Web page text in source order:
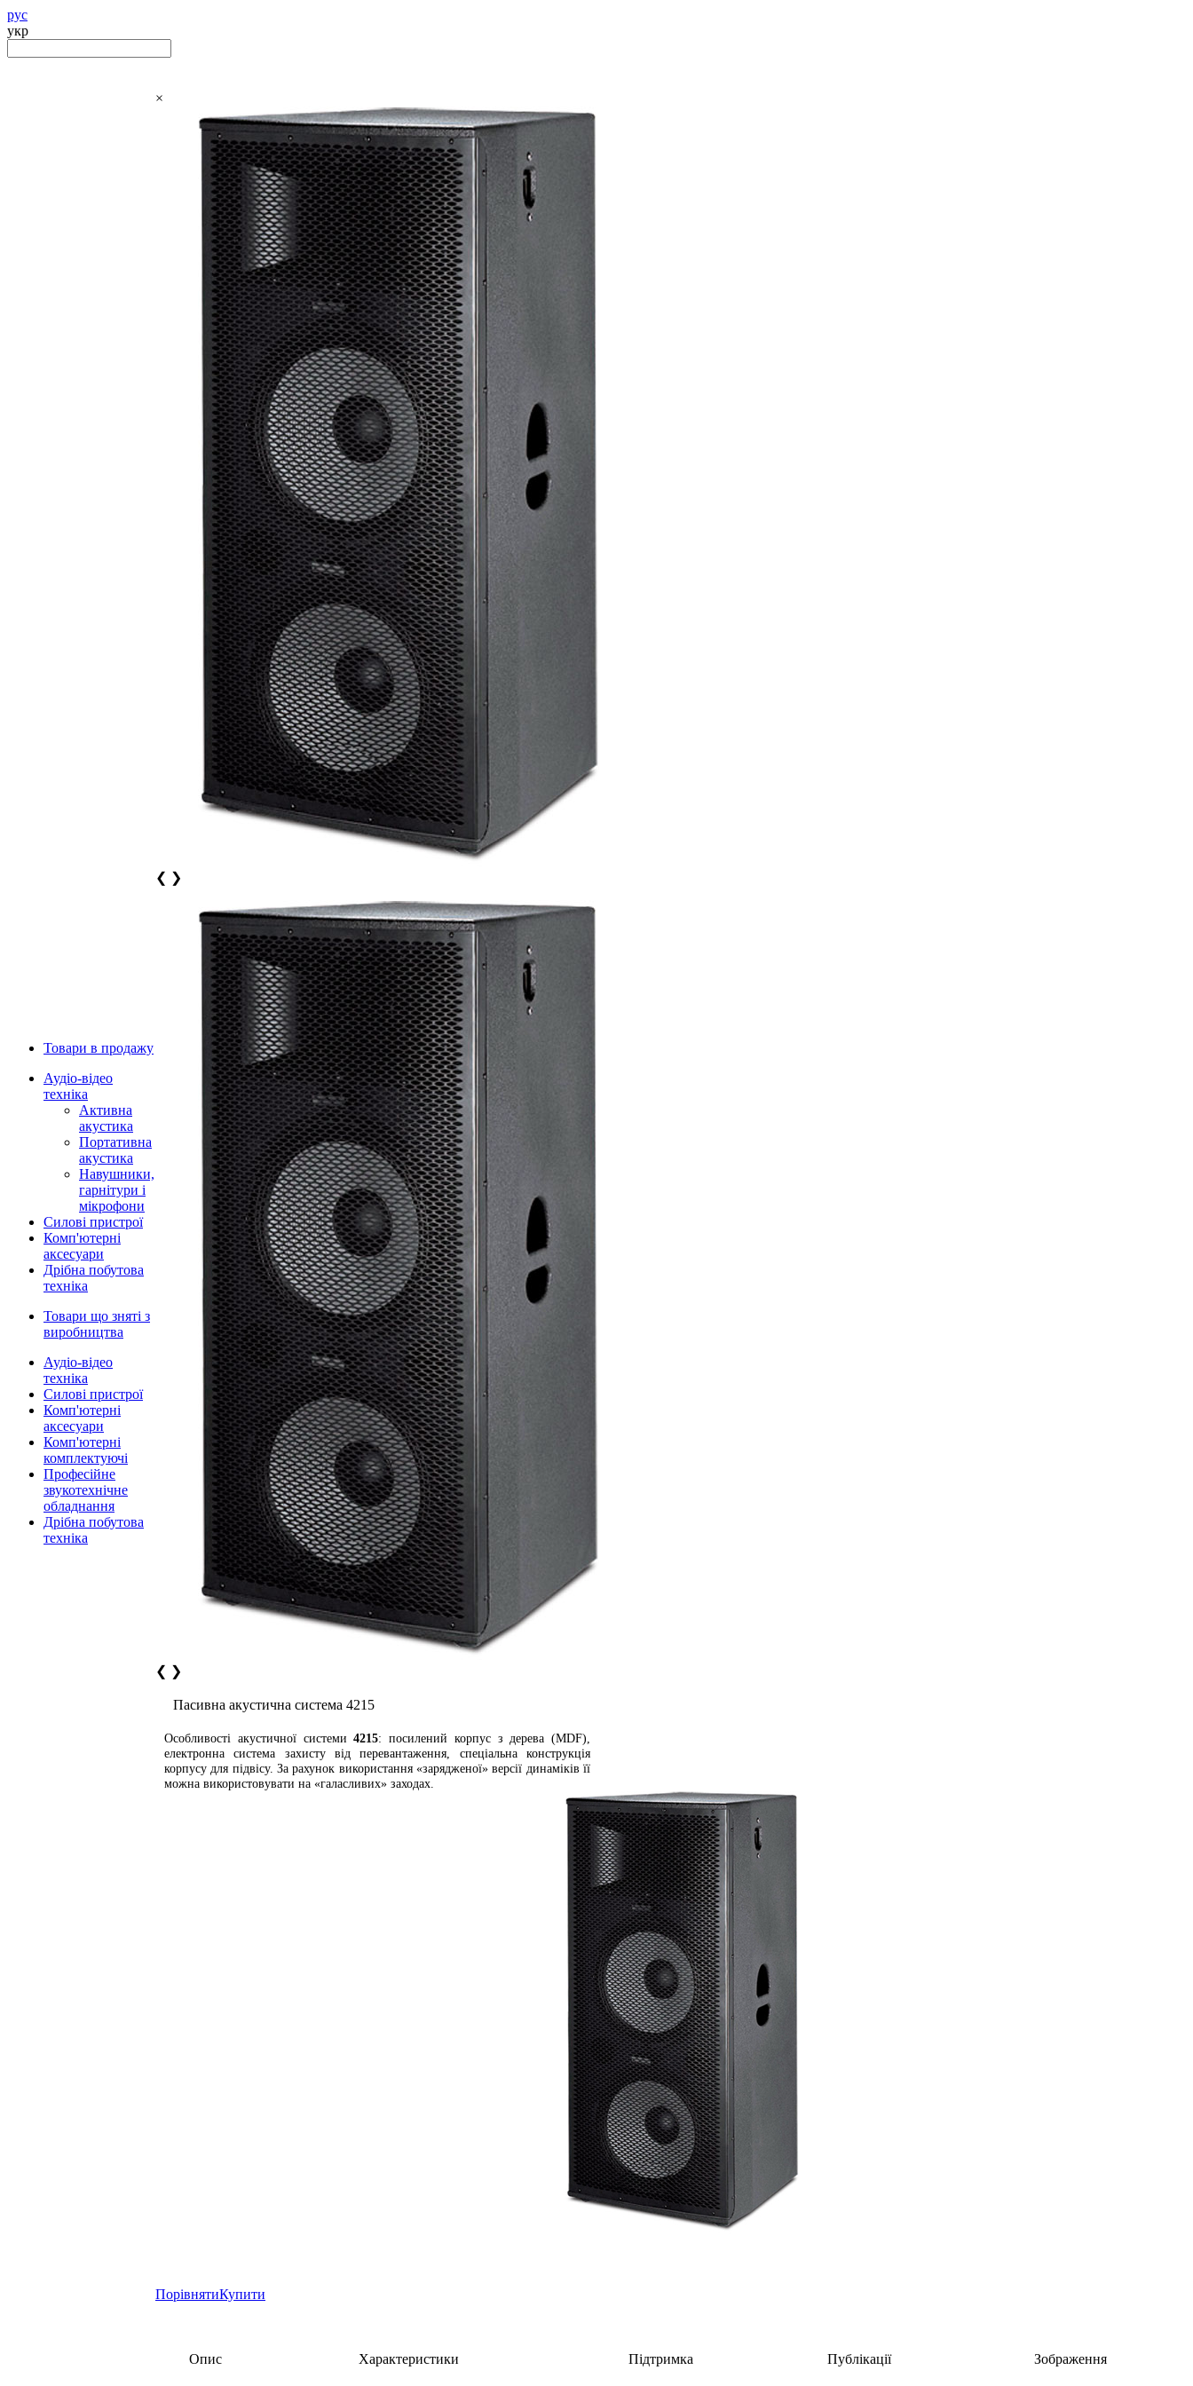
рус
укр
Товари в продажу
Аудіо-відео
техніка
Активна
акустика
Портативна
акустика
Навушники,
гарнітури і
мікрофони
Силові пристрої
Комп'ютерні
аксесуари
Дрібна побутова
техніка
Товари що зняті з
виробництва
Аудіо-відео
техніка
Силові пристрої
Комп'ютерні
аксесуари
Комп'ютерні
комплектуючі
Професійне
звукотехнічне
обладнання
Дрібна побутова
техніка
×
❮ ❯
❮ ❯
Пасивна акустична система 4215
Особливості акустичної системи4215: посилений корпус з дерева (MDF),
електронна система захисту від перевантаження, спеціальна конструкція
корпусу для підвісу. За рахунок використання «зарядженої» версії динаміків її
можна використовувати на «галасливих» заходах.
ПорівнятиКупити
Опис Характеристики Підтримка Публікації Зображення